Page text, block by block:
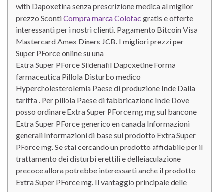
with Dapoxetina senza prescrizione medica al miglior
prezzo ScontiCompra marca Colofac gratis e offerte
interessanti per i nostri clienti. Pagamento Bitcoin Visa
Mastercard Amex Diners JCB. I migliori prezzi per
Super PForce online su una
Extra Super PForce Sildenafil Dapoxetine Forma
farmaceutica Pillola Disturbo medico
Hypercholesterolemia Paese di produzione Inde Dalla
tariffa . Per pillola Paese di fabbricazione Inde Dove
posso ordinare Extra Super PForce mg mg sul bancone
Extra Super PForce generico en canada Informazioni
generali Informazioni di base sul prodotto Extra Super
PForce mg. Se stai cercando un prodotto affidabile per il
trattamento dei disturbi erettili e delleiaculazione
precoce allora potrebbe interessarti anche il prodotto
Extra Super PForce mg. Il vantaggio principale delle